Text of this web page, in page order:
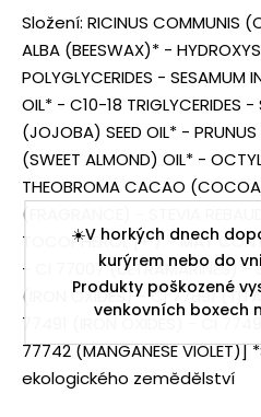
☀️V horkých dnech
kurýrem nebo do
Produkty poškozené
venkovních boxech
Složení: RICINUS COMMUNIS
ALBA (BEESWAX)* -
POLYGLYCERIDES - SESAMUM
OIL* - C10-18 TRIGLYCERIDES -
(JOJOBA) SEED OIL* - PRUNUS
(SWEET ALMOND) OIL* -
THEOBROMA CACAO
(FRAGRANCE) - STEVIA
TOCOPHEROL [+ / - MAY
- CI 77007 (ULTRAMARINES) -
(IRON OXIDES) - CI 77891
77491 (IRON OXIDES) - CI
77742 (MANGANESE
ekologického zemědělství